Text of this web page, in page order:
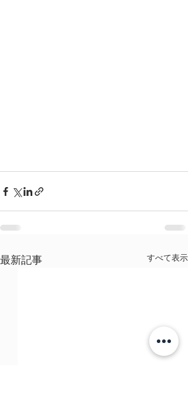
最新記事 すべて表示